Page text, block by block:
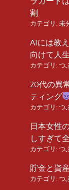
割
カテゴリ: 未
AIには教
向けて人
カテゴリ: つ
20代の異
ティング
カテゴリ: つ
日本女性
しすぎて
カテゴリ: つ
貯金と資
カテゴリ: つ